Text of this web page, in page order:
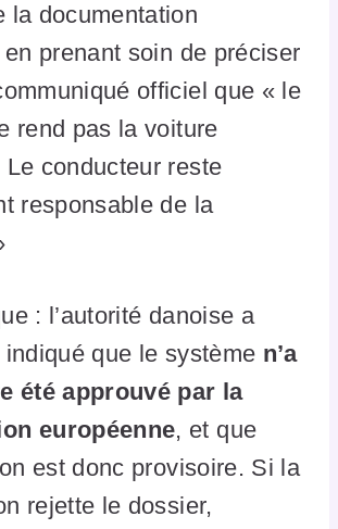
la documentation
prenant soin de préciser
officiel que « le
rend pas la voiture
Le conducteur reste
responsable de la
: l’autorité danoise a
que le système n’a
été approuvé par la
européenne, et que
est donc provisoire. Si la
rejette le dossier,